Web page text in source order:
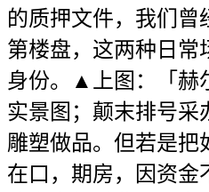
的质押文件，我们曾
第楼盘，这两种日常
身份。▲上图：「赫
实景图；颠末排号采
雕塑做品。但若是把
在口，期房，因资金